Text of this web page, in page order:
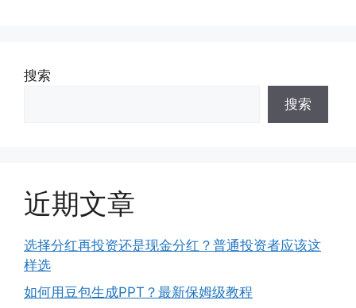
搜索
搜索
近期文章
选择分红再投资还是现金分红？普通投资者应该这
样选
如何用豆包生成PPT？最新保姆级教程